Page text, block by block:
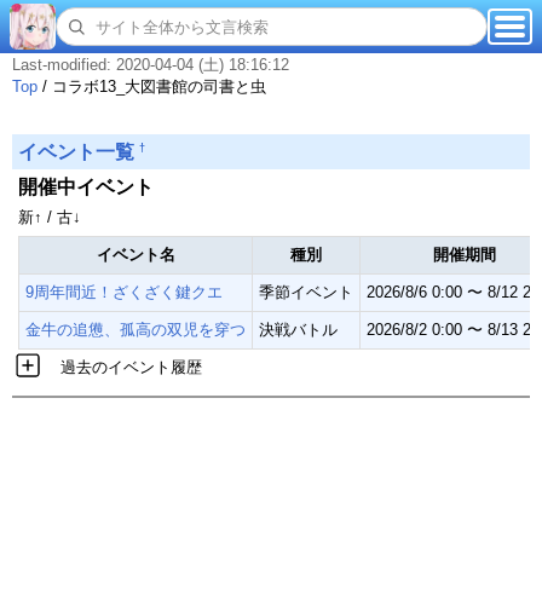
Last-modified: 2020-04-04 (土) 18:16:12
Top / コラボ13_大図書館の司書と虫
イベント一覧 †
開催中イベント
新↑ / 古↓
イベント名 種別 開催期間
9周年間近！ざくざく鍵クエ 季節イベント 2026/8/6 0:00 〜 8/12
金牛の追憊、孤高の双児を穿つ 決戦バトル 2026/8/2 0:00 〜 8/13
過去のイベント履歴